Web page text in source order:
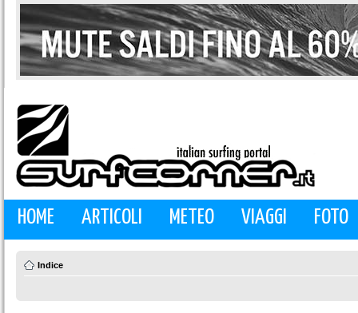
HOME ARTICOLI METEO VIAGGI FOTO
Indice